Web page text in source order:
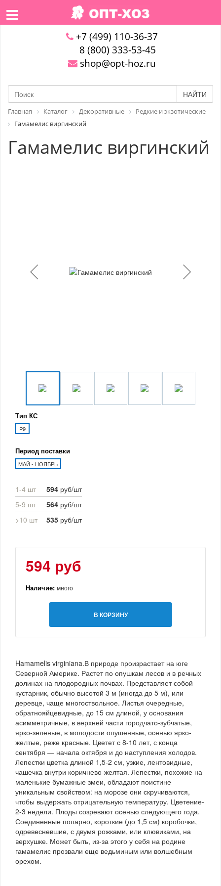
+7 (499) 110-36-37
8 (800) 333-53-45
shop@opt-hoz.ru
НАЙТИ
Главная Каталог Декоративные
Редкие и экзотические
Гамамелис виргинский
Гамамелис виргинский
Тип КС
P9
Период поставки
МАЙ - НОЯБРЬ
1-4 шт 594 руб/шт
5-9 шт
564 руб/шт
>10 шт
535 руб/шт
594 руб
Наличие: много
В КОРЗИНУ
Hamamelis virginiana.В природе произрастает на юге
Северной Америке. Растет по опушкам лесов и в речных
долинах на плодородных почвах. Представляет собой
кустарник, обычно высотой 3 м (иногда до 5 м), или
деревце, чаще многоствольное. Листья очередные,
обратнояйцевидные, до 15 см длиной, у основания
асимметричные, в верхней части городчато-зубчатые,
ярко-зеленые, в молодости опушенные, осенью ярко-
желтые, реже красные. Цветет с 8-10 лет, с конца
сентября — начала октября и до наступления холодов.
Лепестки цветка длиной 1,5-2 см, узкие, лентовидные,
чашечка внутри коричнево-желтая. Лепестки, похожие на
маленькие бумажные змеи, обладают поистине
уникальным свойством: на морозе они скручиваются,
чтобы выдержать отрицательную температуру. Цветение-
2-3 недели. Плоды созревают осенью следующего года.
Соединенные попарно, короткие (до 1,5 см) коробочки,
одревесневшие, с двумя рожками, или клювиками, на
верхушке. Может быть, из-за этого у себя на родине
гамамелис прозвали еще ведьминым или волшебным
орехом.